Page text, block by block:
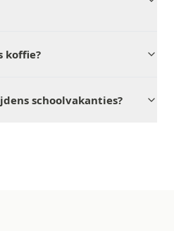
koffie?
schoolvakanties?